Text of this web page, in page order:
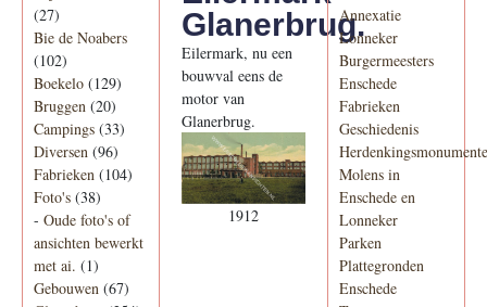
(27)
Bie de Noabers
(102)
Boekelo (129)
Bruggen (20)
Campings (33)
Diversen (96)
Fabrieken (104)
Foto's (38)
- Oude foto's of
ansichten bewerkt
met ai. (1)
Gebouwen (67)
Glanerbrug.
Eilermark, nu een
bouwval eens de
motor van
Glanerbrug.
1912
Annexatie
Lonneker
Burgermeesters
Enschede
Fabrieken
Geschiedenis
Molens in
Enschede en
Lonneker
Parken
Plattegronden
Enschede